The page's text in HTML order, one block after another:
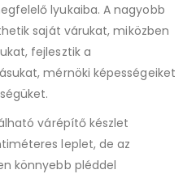
lyukaiba. A nagyobb
saját várukat, miközben
fejlesztik a
mérnöki képességeiket
várépítő készlet
leplet, de az
könnyebb pléddel